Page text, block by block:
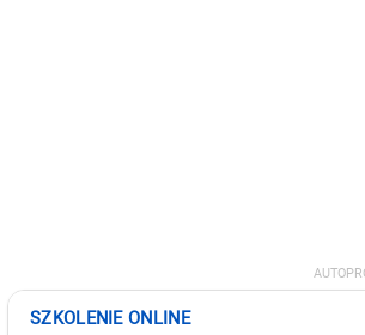
SZKOLENIE ONLINE